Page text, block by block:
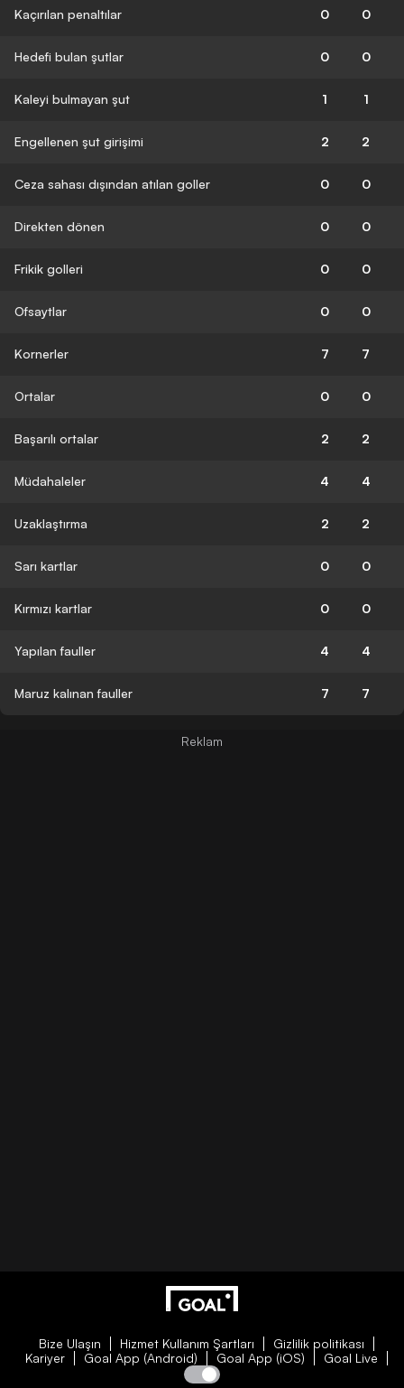
Kaçırılan penaltılar 0 0
Hedefi bulan şutlar 0 0
Kaleyi bulmayan şut 1 1
Engellenen şut girişimi 2 2
Ceza sahası dışından atılan goller 0 0
Direkten dönen 0 0
Frikik golleri 0 0
Ofsaytlar 0 0
Kornerler 7 7
Ortalar 0 0
Başarılı ortalar 2 2
Müdahaleler 4 4
Uzaklaştırma 2 2
Sarı kartlar 0 0
Kırmızı kartlar 0 0
Yapılan fauller 4 4
Maruz kalınan fauller 7 7
Bize Ulaşın Hizmet Kullanım Şartları
Gizlilik politikası
Kariyer
Goal App (Android) Goal App (iOS) Goal Live